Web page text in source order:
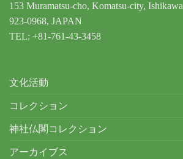
153 Muramatsu-cho, Komatsu-city, Ishikawa
923-0968, JAPAN
TEL: +81-761-43-3458
文化活動
コレクション
神社仏閣コレクション
アーカイブス